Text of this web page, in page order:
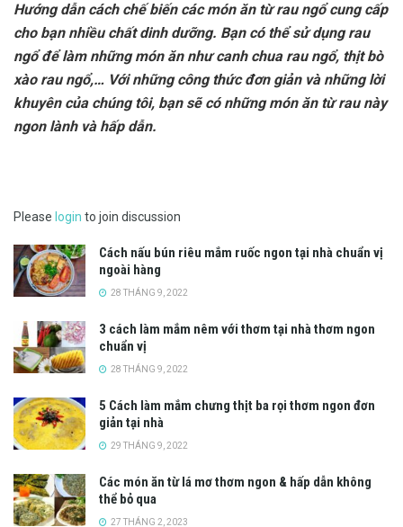
Hướng dẫn cách chế biến các món ăn từ rau ngổ cung cấp
cho bạn nhiều chất dinh dưỡng. Bạn có thể sử dụng rau
ngổ để làm những món ăn như canh chua rau ngổ, thịt bò
xào rau ngổ,… Với những công thức đơn giản và những lời
khuyên của chúng tôi, bạn sẽ có những món ăn từ rau này
ngon lành và hấp dẫn.
Please login to join discussion
Cách nấu bún riêu mắm ruốc ngon tại nhà chuẩn vị
ngoài hàng
28 THÁNG 9, 2022
3 cách làm mắm nêm với thơm tại nhà thơm ngon
chuẩn vị
28 THÁNG 9, 2022
5 Cách làm mắm chưng thịt ba rọi thơm ngon đơn
giản tại nhà
29 THÁNG 9, 2022
Các món ăn từ lá mơ thơm ngon & hấp dẫn không
thể bỏ qua
27 THÁNG 2, 2023